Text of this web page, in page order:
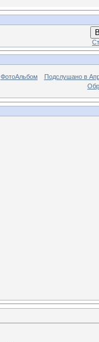
ФотоАльбом
Подслушано в